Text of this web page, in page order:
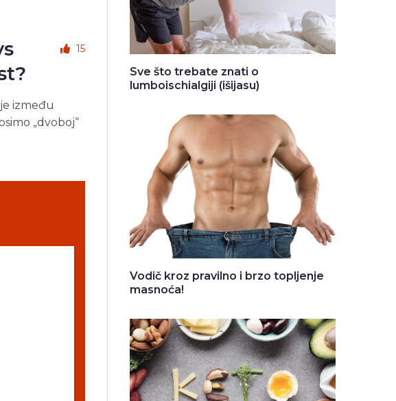
15
između
„dvoboj“
Sve što trebate znati o
lumboischialgiji (išijasu)
Vodič kroz pravilno i brzo topljenje
masnoća!